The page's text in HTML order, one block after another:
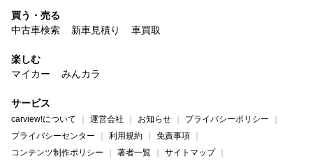
買う・売る
中古車検索
新車見積り 車買取
楽しむ
マイカー
みんカラ
サービス
carview!について 運営会社 お知らせ
プライバシーポリシー
プライバシーセンター
利用規約
免責事項
コンテンツ制作ポリシー
著者一覧 サイトマップ